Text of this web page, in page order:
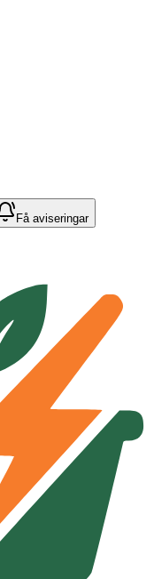
Få aviseringar